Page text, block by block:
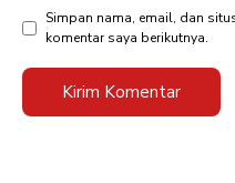
Simpan nama, email, dan
komentar saya berikutnya.